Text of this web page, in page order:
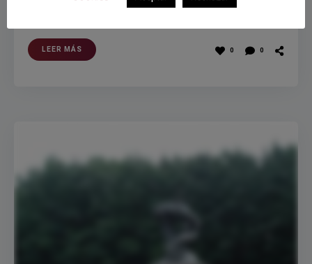
LEER MÁS 0 0